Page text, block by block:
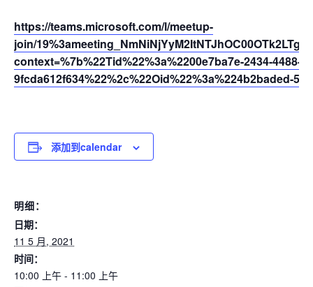
https://teams.microsoft.com/l/meetup-
join/
context=%7b%22Tid%22%3a%2200e7ba7e-2434-4488-
9fcda612f634%22%2c%22Oid%22%3a%224b2baded-
添加到calendar
明细：
日期：
11 5 月, 2021
时间：
10:00 上午 - 11:00 上午